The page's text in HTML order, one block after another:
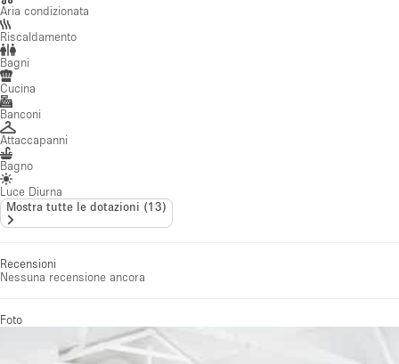
Aria condizionata
Riscaldamento
Bagni
Cucina
Banconi
Attaccapanni
Bagno
Luce Diurna
Mostra tutte le dotazioni (13)
Recensioni
Nessuna recensione ancora
Foto